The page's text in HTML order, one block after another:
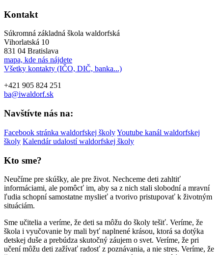
Kontakt
Súkromná základná škola waldorfská
Vihorlatská 10
831 04 Bratislava
mapa, kde nás nájdete
Všetky kontakty (IČO, DIČ, banka...)
+421 905 824 251
ba@iwaldorf.sk
Navštívte nás na:
Facebook stránka waldorfskej školyYoutube kanál waldorfskej
školy Kalendár udalostí waldorfskej školy
Kto sme?
Neučíme pre skúšky, ale pre život. Nechceme deti zahltiť
informáciami, ale pomôcť im, aby sa z nich stali slobodní a mravní
ľudia schopní samostatne myslieť a tvorivo pristupovať k životným
situáciám.
Sme učitelia a veríme, že deti sa môžu do školy tešiť. Veríme, že
škola i vyučovanie by mali byť naplnené krásou, ktorá sa dotýka
detskej duše a prebúdza skutočný záujem o svet. Veríme, že pri
učení môžu deti zažívať radosť z poznávania, a nie stres. Veríme, že